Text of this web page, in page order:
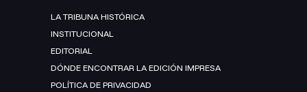
LA TRIBUNA HISTÓRICA
INSTITUCIONAL
EDITORIAL
DÓNDE ENCONTRAR LA EDICIÓN IMPRESA
POLÍTICA DE PRIVACIDAD